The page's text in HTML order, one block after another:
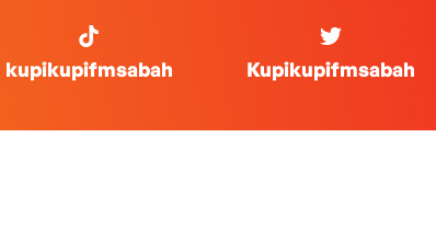
kupikupifmsabah Kupikupifmsabah